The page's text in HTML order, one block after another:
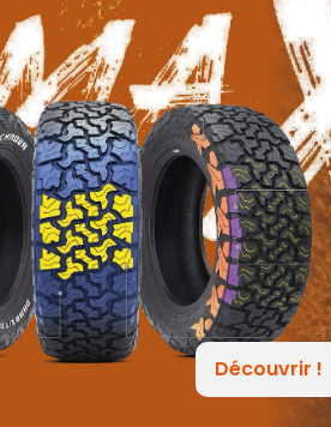
Découvrir !